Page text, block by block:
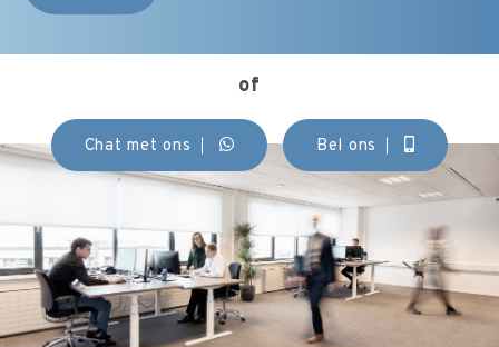
of
Chat met ons Bel ons